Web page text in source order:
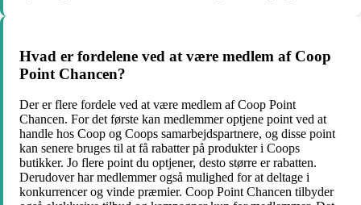
Hvad er fordelene ved at være medlem af Coop
Point Chancen?
Der er flere fordele ved at være medlem af Coop Point
Chancen. For det første kan medlemmer optjene point ved at
handle hos Coop og Coops samarbejdspartnere, og disse point
kan senere bruges til at få rabatter på produkter i Coops
butikker. Jo flere point du optjener, desto større er rabatten.
Derudover har medlemmer også mulighed for at deltage i
konkurrencer og vinde præmier. Coop Point Chancen tilbyder